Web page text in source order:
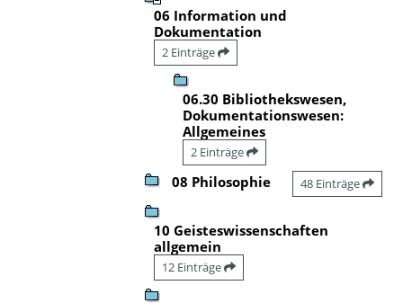
06 Information und
Dokumentation
2 Einträge
06.30 Bibliothekswesen,
Dokumentationswesen:
Allgemeines
2 Einträge
08 Philosophie 48 Einträge
10 Geisteswissenschaften
allgemein
12 Einträge